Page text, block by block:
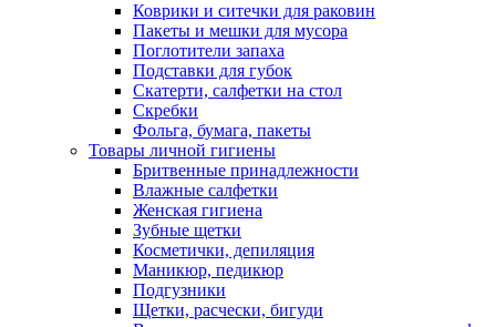
Коврики и ситечки для раковин
Пакеты и мешки для мусора
Поглотители запаха
Подставки для губок
Скатерти, салфетки на стол
Скребки
Фольга, бумага, пакеты
Товары личной гигиены
Бритвенные принадлежности
Влажные салфетки
Женская гигиена
Зубные щетки
Косметички, депиляция
Маникюр, педикюр
Подгузники
Щетки, расчески, бигуди